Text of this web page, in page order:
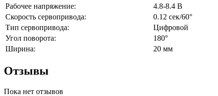
Рабочее напряжение:
4.8-8.4 В
Скорость сервопривода:
0.12 сек/60°
Тип сервопривода:
Цифровой
Угол поворота:
180°
Ширина:
20 мм
Отзывы
Пока нет отзывов